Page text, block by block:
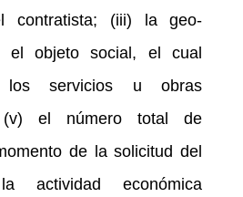
contratista; (iii) la geo-
el objeto social, el cual
los servicios u obras
(v) el número total de
de la solicitud del
actividad económica